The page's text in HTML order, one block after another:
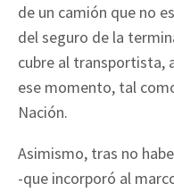
de un camión que no
del seguro de la
cubre al transportista,
ese momento, tal
Nación.
Asimismo, tras no
-que incorporó al